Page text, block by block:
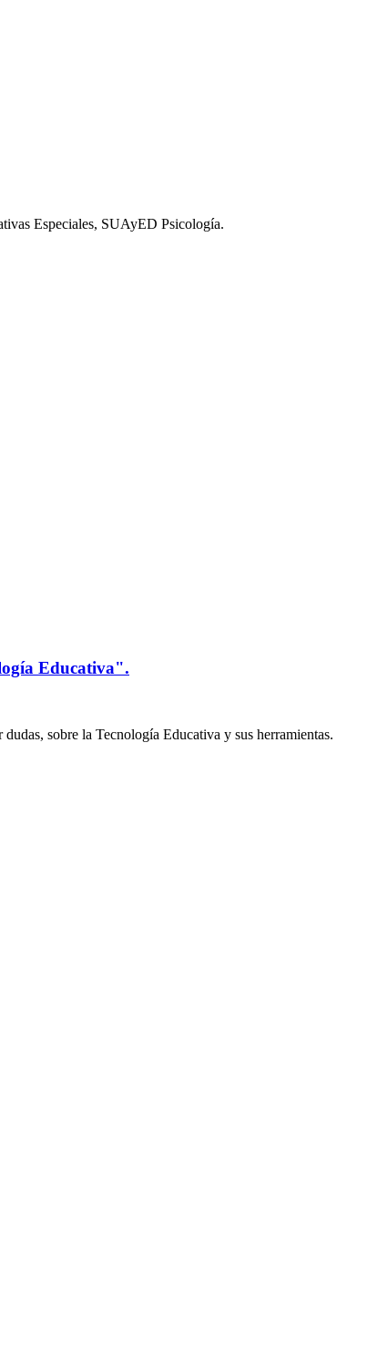
Especiales, SUAyED Psicología.
Educativa".
sobre la Tecnología Educativa y sus herramientas.